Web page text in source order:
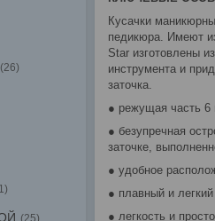
Кусачки
педикюра. Имеют
Star изготовлены
инструмента и
заточка.
● режущая часть 6
● безупречная
заточке,
● удобное
● плавный и
● легкость и
26
25